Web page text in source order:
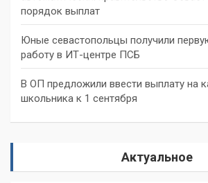
порядок выплат
Юные севастопольцы получили
работу в ИТ-центре ПСБ
В ОП предложили ввести выплату на
школьника к 1 сентября
Актуальное